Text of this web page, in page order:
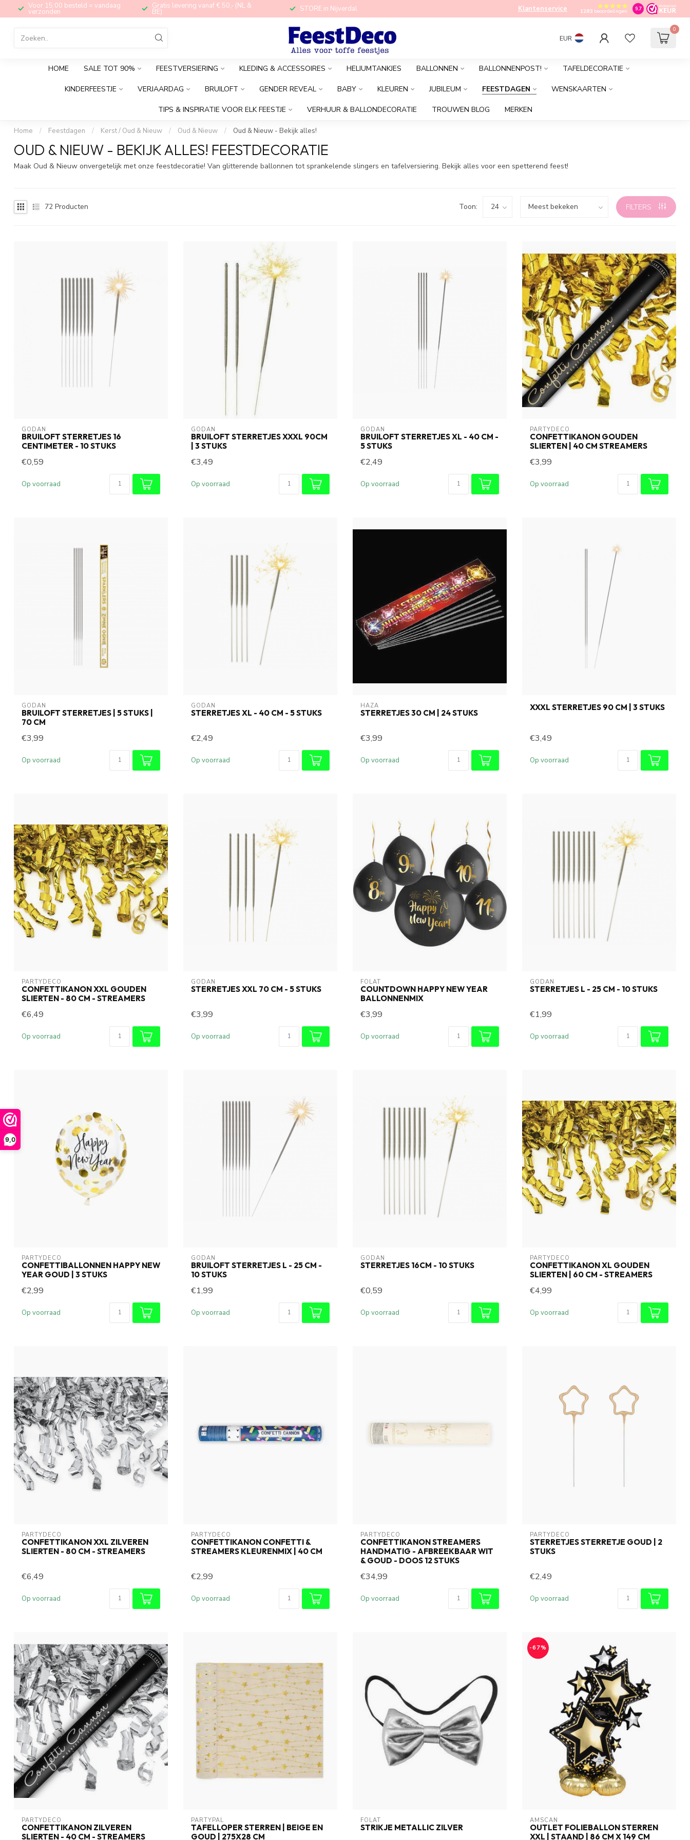
9,0
Voor 15:00 besteld = vandaag
verzonden
Gratis levering vanaf € 50,- (NL &
BE) STORE in Nijverdal Klantenservice 1283beoordelingen 9.7
EUR
0
HOME SALE TOT 90% FEESTVERSIERING KLEDING & ACCESSOIRES HELIUMTANKJES BALLONNEN BALLONNENPOST! TAFELDECORATIE
KINDERFEESTJE VERJAARDAG BRUILOFT GENDER REVEAL BABY KLEUREN JUBILEUM FEESTDAGEN WENSKAARTEN
TIPS & INSPIRATIE VOOR ELK FEESTJE VERHUUR & BALLONDECORATIE TROUWEN BLOG MERKEN
Home / Feestdagen / Kerst / Oud & Nieuw / Oud & Nieuw / Oud & Nieuw - Bekijk alles!
OUD & NIEUW - BEKIJK ALLES! FEESTDECORATIE
Maak Oud & Nieuw onvergetelijk met onze feestdecoratie! Van glitterende ballonnen tot sprankelende slingers en tafelversiering. Bekijk alles voor een spetterend feest!
72 Producten Toon: FILTERS
GODAN
BRUILOFT STERRETJES 16
CENTIMETER - 10 STUKS
€0,59
Op voorraad
GODAN
BRUILOFT STERRETJES XXXL 90CM
| 3 STUKS
€3,49
Op voorraad
GODAN
BRUILOFT STERRETJES XL - 40 CM -
5 STUKS
€2,49
Op voorraad
PARTYDECO
CONFETTIKANON GOUDEN
SLIERTEN | 40 CM STREAMERS
€3,99
Op voorraad
GODAN
BRUILOFT STERRETJES | 5 STUKS |
70 CM
€3,99
Op voorraad
GODAN
STERRETJES XL - 40 CM - 5 STUKS
€2,49
Op voorraad
HAZA
STERRETJES 30 CM | 24 STUKS
€3,99
Op voorraad
XXXL STERRETJES 90 CM | 3 STUKS
€3,49
Op voorraad
PARTYDECO
CONFETTIKANON XXL GOUDEN
SLIERTEN - 80 CM - STREAMERS
€6,49
Op voorraad
GODAN
STERRETJES XXL 70 CM - 5 STUKS
€3,99
Op voorraad
FOLAT
COUNTDOWN HAPPY NEW YEAR
BALLONNENMIX
€3,99
Op voorraad
GODAN
STERRETJES L - 25 CM - 10 STUKS
€1,99
Op voorraad
PARTYDECO
CONFETTIBALLONNEN HAPPY NEW
YEAR GOUD | 3 STUKS
€2,99
Op voorraad
GODAN
BRUILOFT STERRETJES L - 25 CM -
10 STUKS
€1,99
Op voorraad
GODAN
STERRETJES 16CM - 10 STUKS
€0,59
Op voorraad
PARTYDECO
CONFETTIKANON XL GOUDEN
SLIERTEN | 60 CM - STREAMERS
€4,99
Op voorraad
PARTYDECO
CONFETTIKANON XXL ZILVEREN
SLIERTEN - 80 CM - STREAMERS
€6,49
Op voorraad
PARTYDECO
CONFETTIKANON CONFETTI &
STREAMERS KLEURENMIX | 40 CM
€2,99
Op voorraad
PARTYDECO
CONFETTIKANON STREAMERS
HANDMATIG - AFBREEKBAAR WIT
& GOUD - DOOS 12 STUKS
€34,99
Op voorraad
PARTYDECO
STERRETJES STERRETJE GOUD | 2
STUKS
€2,49
Op voorraad
PARTYDECO
CONFETTIKANON ZILVEREN
SLIERTEN - 40 CM - STREAMERS
PARTYPAL
TAFELLOPER STERREN | BEIGE EN
GOUD | 275X28 CM
FOLAT
STRIKJE METALLIC ZILVER
-67%
AMSCAN
OUTLET FOLIEBALLON STERREN
XXL | STAAND | 86 CM X 149 CM